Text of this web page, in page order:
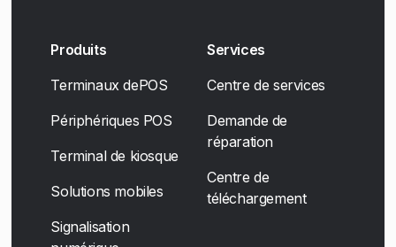
Produits
Terminaux dePOS
Périphériques POS
Terminal de kiosque
Solutions mobiles
Signalisation
Services
Centre de services
Demande de
réparation
Centre de
téléchargement